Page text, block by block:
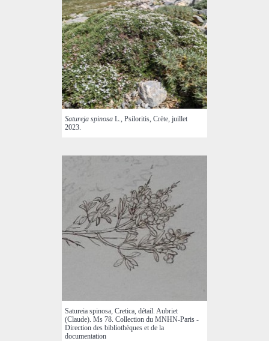
Satureja spinosa L., Psiloritis, Crète, juillet
2023.
Satureia spinosa, Cretica, détail. Aubriet
(Claude). Ms 78. Collection du MNHN-Paris -
Direction des bibliothèques et de la
documentation